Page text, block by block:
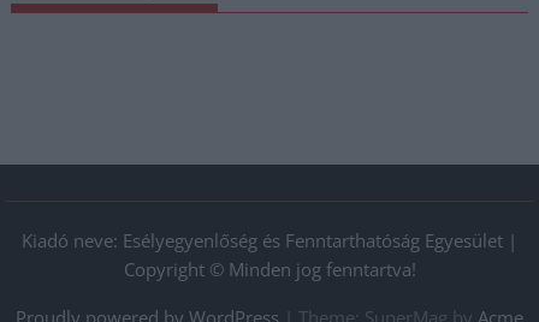
Kiadó neve: Esélyegyenlőség és Fenntarthatóság Egyesület |
Copyright © Minden jog fenntartva!
Proudly powered by WordPress
Theme: SuperMag by Acme